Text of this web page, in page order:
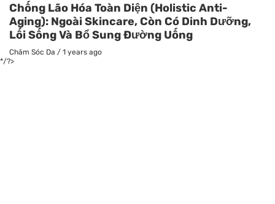
Chống Lão Hóa Toàn Diện (Holistic Anti-
Aging): Ngoài Skincare, Còn Có Dinh Dưỡng,
Lối Sống Và Bổ Sung Đường Uống
Chăm Sóc Da / 1 years ago
*/?>